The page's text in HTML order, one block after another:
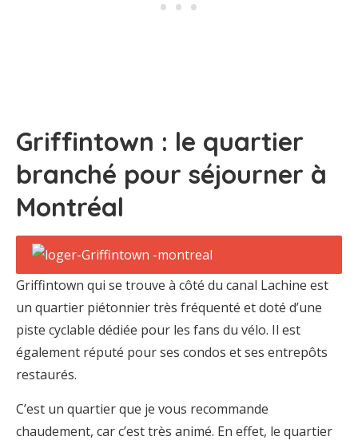
Griffintown : le quartier
branché pour séjourner à
Montréal
Griffintown qui se trouve à côté du canal Lachine est
un quartier piétonnier très fréquenté et doté d’une
piste cyclable dédiée pour les fans du vélo. Il est
également réputé pour ses condos et ses entrepôts
restaurés.
C’est un quartier que je vous recommande
chaudement, car c’est très animé. En effet, le quartier